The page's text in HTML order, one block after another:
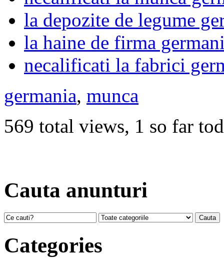
la depozite de legume
la haine de firma
necalificati la fabrici
germania, munca
569 total views, 1 so far
Cauta anunturi
Categories